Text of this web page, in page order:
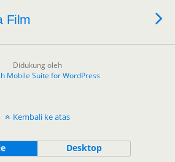
Film
Didukung oleh
Mobile Suite for WordPress
Kembali ke atas
Desktop